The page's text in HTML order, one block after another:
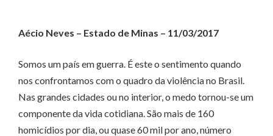
Aécio Neves – Estado de Minas – 11/03/2017
Somos um país em guerra. É este o sentimento quando
nos confrontamos com o quadro da violência no Brasil.
Nas grandes cidades ou no interior, o medo tornou-se um
componente da vida cotidiana. São mais de 160
homicídios por dia, ou quase 60 mil por ano, número